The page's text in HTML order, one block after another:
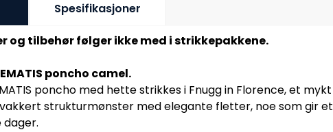
Spesifikasjoner
og tilbehør følger ikke med i strikkepakkene.
poncho camel.
poncho med hette strikkes i Fnugg in Florence, et
strukturmønster med elegante fletter, noe som gir
dager.